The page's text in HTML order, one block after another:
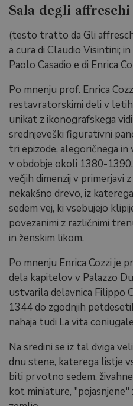
Sala degli affreschi
(testo tratto da Gli
a cura di Claudio Visintini;
Paolo Casadio e di Enrica
Po mnenju prof. Enrica
restavratorskimi deli v
unikat z ikonografskega
srednjeveški figurativni
tri epizode, alegoričnega in
v obdobje okoli 1380-
večjih dimenzij v primerjavi
nekakšno drevo, iz
sedem vej, ki vsebujejo
povezanimi z različnimi
in ženskim likom.
Po mnenju Enrica Cozzi je
dela kapitelov v Palazzo
ustvarila delavnica Filippo
1344 do zgodnjih
nahaja tudi La vita
Na sredini se iz tal dviga
dnu stene, katerega listje
biti prvotno sedem,
kot miniature, "pojasnjene"